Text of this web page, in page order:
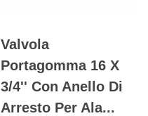
Valvola
Portagomma 16 X
3/4'' Con Anello Di
Arresto Per Ala...